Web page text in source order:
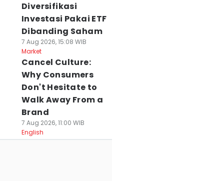
Diversifikasi
Investasi Pakai ETF
Dibanding Saham
7 Aug 2026, 15:08 WIB
Market
Cancel Culture:
Why Consumers
Don't Hesitate to
Walk Away From a
Brand
7 Aug 2026, 11:00 WIB
English